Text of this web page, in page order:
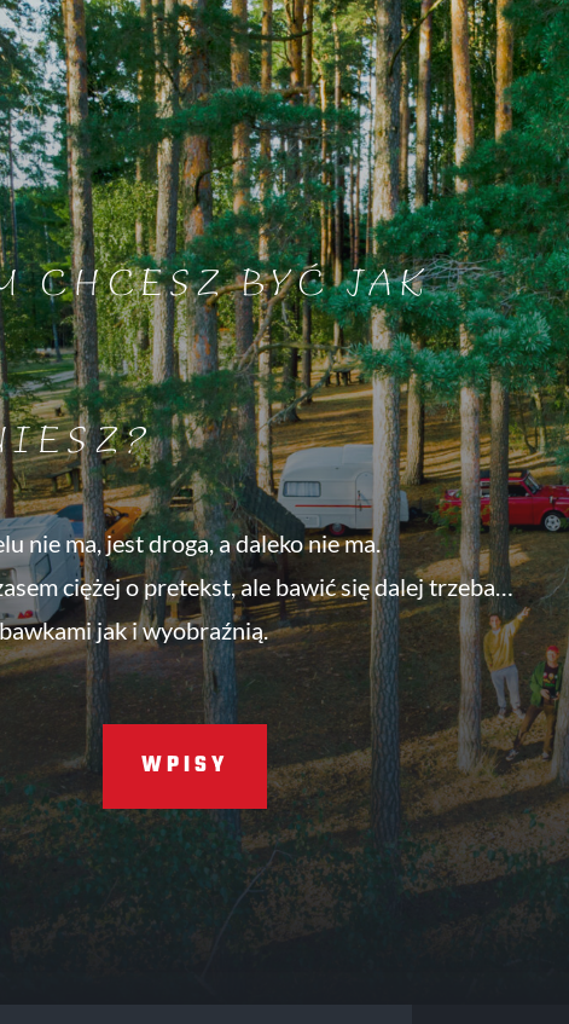
CHCESZ BYĆ JAK
nie ma, jest droga, a daleko nie ma.
ciężej o pretekst, ale bawić się dalej trzeba…
jak i wyobraźnią.
WPISY